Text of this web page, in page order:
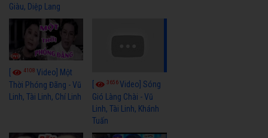
Giàu, Diệp Lang
4108 Video] Một
Thời Phóng Đãng - Vũ
Linh, Tài Linh, Chí Linh
3656Video] Sóng
Gió Làng Chài - Vũ
Linh, Tài Linh, Khánh
Tuấn